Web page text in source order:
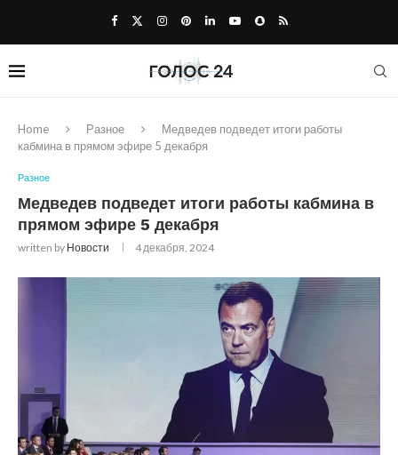
Home Разное
Медведев подведет итоги работы
кабмина в прямом эфире 5 декабря
Разное
Медведев подведет итоги работы кабмина в
прямом эфире 5 декабря
written by Новости 4 декабря, 2024